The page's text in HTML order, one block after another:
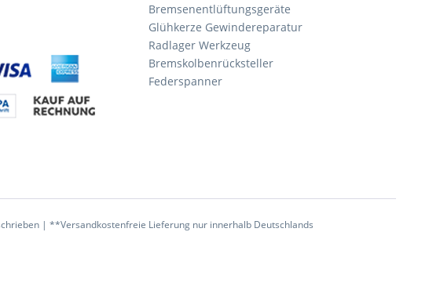
Bremsenentlüftungsgeräte
Glühkerze Gewindereparatur
Radlager Werkzeug
Bremskolbenrücksteller
Federspanner
| **Versandkostenfreie Lieferung nur innerhalb Deutschlands